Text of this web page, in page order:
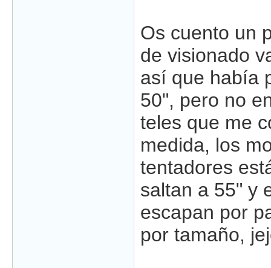
Os cuento un
de visionado
así que había
50", pero no
teles que me
medida, los
tentadores
saltan a 55" y
escapan por
por tamaño,